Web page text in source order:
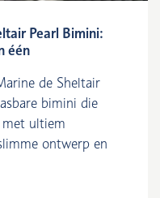
Pearl Bimini:
één
de Sheltair
bimini die
ultiem
ontwerp en